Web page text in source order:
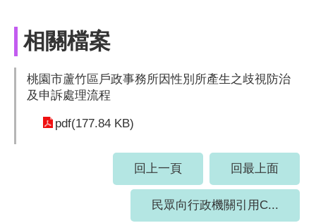
相關檔案
桃園市蘆竹區戶政事務所因性別所產生之歧視防治
及申訴處理流程
pdf(177.84 KB)
回上一頁 回最上面
民眾向行政機關引用C...